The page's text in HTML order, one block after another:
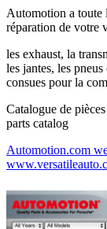
Automotion a toute
réparation de votre
les exhaust, la
les jantes, les
consues pour la
Catalogue de
parts catalog
Automotion.com